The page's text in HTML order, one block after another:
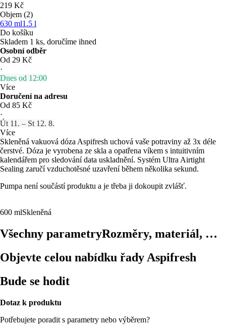
219 Kč
Objem (2)
630 ml1.5 l
Do košíku
Skladem 1 ks, doručíme ihned
Osobní odběr
Od 29 Kč
·
Dnes od 12:00
Více
Doručení na adresu
Od 85 Kč
·
Út 11. – St 12. 8.
Více
Skleněná vakuová dóza Aspifresh uchová vaše potraviny až 3x déle
čerstvé. Dóza je vyrobena ze skla a opatřena víkem s intuitivním
kalendářem pro sledování data uskladnění. Systém Ultra Airtight
Sealing zaručí vzduchotěsné uzavření během několika sekund.
Pumpa není součástí produktu a je třeba ji dokoupit zvlášť.
600 mlSkleněná
Všechny parametryRozměry, materiál, …
Objevte celou nabídku řady Aspifresh
Bude se hodit
Dotaz k produktu
Potřebujete poradit s parametry nebo výběrem?